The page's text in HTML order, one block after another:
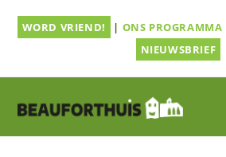
naarWORD VRIEND! | ONS PROGRAMMA
NIEUWSBRIEF